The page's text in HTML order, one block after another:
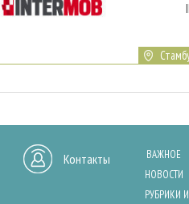
Контакты
ВАЖНОЕ
НОВОСТИ
РУБРИКИ